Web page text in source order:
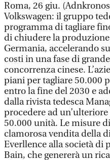
Roma, 26 giu.
Volkswagen: il gruppo
programma di tagliare
di chiudere la
Germania, accelerando
costi in una fase di
concorrenza cinese.
piani per tagliare 50.000
entro la fine del 2030 e
dalla rivista tedesca
procedere ad
50.000 unità. Le misure
clamorosa vendita della
Everllence alla società di
Bain, che genererà un